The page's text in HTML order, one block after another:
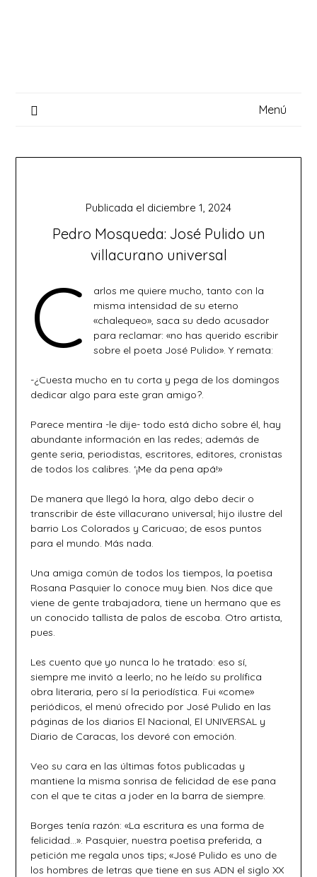
Menú
Pedro Mosqueda: José Pulido un
villacurano universal
Publicada el diciembre 1, 2024
C
arlos me quiere mucho, tanto con la
misma intensidad de su eterno
«chalequeo», saca su dedo acusador
para reclamar: «no has querido escribir
sobre el poeta José Pulido». Y remata:
-¿Cuesta mucho en tu corta y pega de los domingos
dedicar algo para este gran amigo?.
Parece mentira -le dije- todo está dicho sobre él, hay
abundante información en las redes; además de
gente seria, periodistas, escritores, editores, cronistas
de todos los calibres. ‘¡Me da pena apá!»
De manera que llegó la hora, algo debo decir o
transcribir de éste villacurano universal; hijo ilustre del
barrio Los Colorados y Caricuao; de esos puntos
para el mundo. Más nada.
Una amiga común de todos los tiempos, la poetisa
Rosana Pasquier lo conoce muy bien. Nos dice que
viene de gente trabajadora, tiene un hermano que es
un conocido tallista de palos de escoba. Otro artista,
pues.
Les cuento que yo nunca lo he tratado: eso sí,
siempre me invitó a leerlo; no he leído su prolífica
obra literaria, pero sí la periodística. Fui «come»
periódicos, el menú ofrecido por José Pulido en las
páginas de los diarios El Nacional, El UNIVERSAL y
Diario de Caracas, los devoré con emoción.
Veo su cara en las últimas fotos publicadas y
mantiene la misma sonrisa de felicidad de ese pana
con el que te citas a joder en la barra de siempre.
Borges tenía razón: «La escritura es una forma de
felicidad…». Pasquier, nuestra poetisa preferida, a
petición me regala unos tips; «José Pulido es uno de
los hombres de letras que tiene en sus ADN el siglo XX